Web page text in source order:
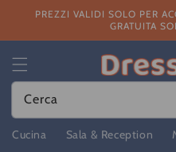
direttamente
PREZZI VALIDI SOLO PER
GRATUITA
Cerca
Cucina Sala & Reception